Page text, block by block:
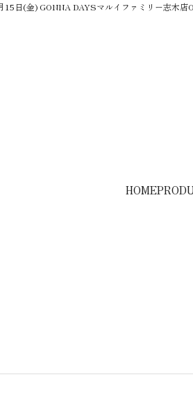
15日(金) GONNA DAYSマルイファミリー志木店
HOME